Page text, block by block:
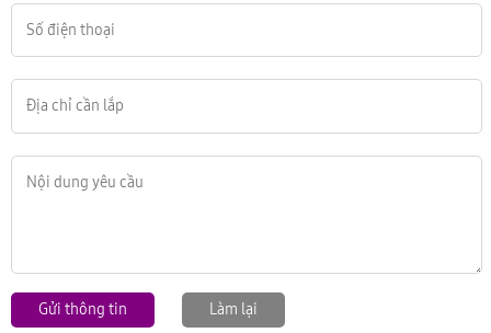
Gửi thông tin Làm lại